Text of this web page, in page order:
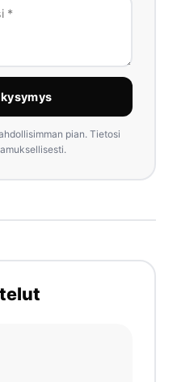
pian. Tietosi